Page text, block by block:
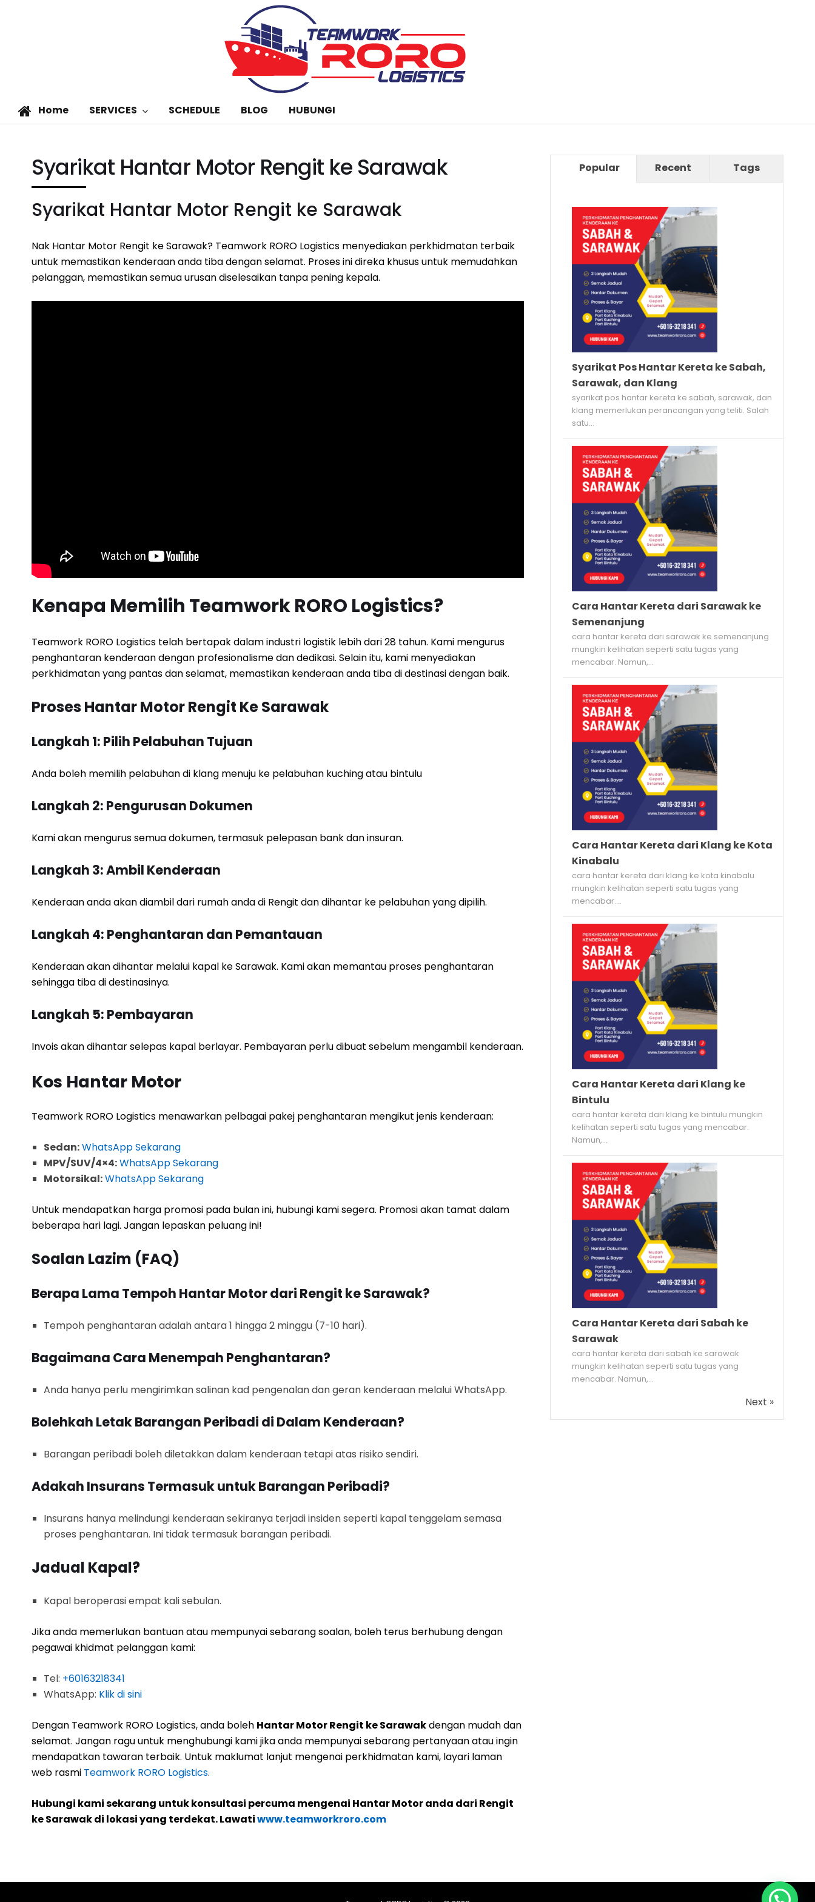
Home SERVICES SCHEDULE BLOG HUBUNGI
Syarikat Hantar Motor Rengit ke Sarawak
Syarikat Hantar Motor Rengit ke Sarawak
Nak Hantar Motor Rengit ke Sarawak? Teamwork RORO Logistics menyediakan perkhidmatan terbaik
untuk memastikan kenderaan anda tiba dengan selamat. Proses ini direka khusus untuk memudahkan
pelanggan, memastikan semua urusan diselesaikan tanpa pening kepala.
Kenapa Memilih Teamwork RORO Logistics?
Teamwork RORO Logistics telah bertapak dalam industri logistik lebih dari 28 tahun. Kami mengurus
penghantaran kenderaan dengan profesionalisme dan dedikasi. Selain itu, kami menyediakan
perkhidmatan yang pantas dan selamat, memastikan kenderaan anda tiba di destinasi dengan baik.
Proses Hantar Motor Rengit Ke Sarawak
Langkah 1: Pilih Pelabuhan Tujuan
Anda boleh memilih pelabuhan di klang menuju ke pelabuhan kuching atau bintulu
Langkah 2: Pengurusan Dokumen
Kami akan mengurus semua dokumen, termasuk pelepasan bank dan insuran.
Langkah 3: Ambil Kenderaan
Kenderaan anda akan diambil dari rumah anda di Rengit dan dihantar ke pelabuhan yang dipilih.
Langkah 4: Penghantaran dan Pemantauan
Kenderaan akan dihantar melalui kapal ke Sarawak. Kami akan memantau proses penghantaran
sehingga tiba di destinasinya.
Langkah 5: Pembayaran
Invois akan dihantar selepas kapal berlayar. Pembayaran perlu dibuat sebelum mengambil kenderaan.
Kos Hantar Motor
Teamwork RORO Logistics menawarkan pelbagai pakej penghantaran mengikut jenis kenderaan:
Sedan:WhatsApp Sekarang
MPV/SUV/4×4:WhatsApp Sekarang
Motorsikal:WhatsApp Sekarang
Untuk mendapatkan harga promosi pada bulan ini, hubungi kami segera. Promosi akan tamat dalam
beberapa hari lagi. Jangan lepaskan peluang ini!
Soalan Lazim (FAQ)
Berapa Lama Tempoh Hantar Motor dari Rengit ke Sarawak?
Tempoh penghantaran adalah antara 1 hingga 2 minggu (7-10 hari).
Bagaimana Cara Menempah Penghantaran?
Anda hanya perlu mengirimkan salinan kad pengenalan dan geran kenderaan melalui WhatsApp.
Bolehkah Letak Barangan Peribadi di Dalam Kenderaan?
Barangan peribadi boleh diletakkan dalam kenderaan tetapi atas risiko sendiri.
Adakah Insurans Termasuk untuk Barangan Peribadi?
Insurans hanya melindungi kenderaan sekiranya terjadi insiden seperti kapal tenggelam semasa
proses penghantaran. Ini tidak termasuk barangan peribadi.
Jadual Kapal?
Kapal beroperasi empat kali sebulan.
Jika anda memerlukan bantuan atau mempunyai sebarang soalan, boleh terus berhubung dengan
pegawai khidmat pelanggan kami:
Tel: +60163218341
WhatsApp: Klik di sini
Dengan Teamwork RORO Logistics, anda boleh Hantar Motor Rengit ke Sarawakdengan mudah dan
selamat. Jangan ragu untuk menghubungi kami jika anda mempunyai sebarang pertanyaan atau ingin
mendapatkan tawaran terbaik. Untuk maklumat lanjut mengenai perkhidmatan kami, layari laman
web rasmi Teamwork RORO Logistics.
Hubungi kami sekarang untuk konsultasi percuma mengenai Hantar Motor anda dari Rengit
ke Sarawak di lokasi yang terdekat. Lawatiwww.teamworkroro.com
Popular Recent Tags
Syarikat Pos Hantar Kereta ke Sabah,
Sarawak, dan Klang
syarikat pos hantar kereta ke sabah, sarawak, dan
klang memerlukan perancangan yang teliti. Salah
satu...
Cara Hantar Kereta dari Sarawak ke
Semenanjung
cara hantar kereta dari sarawak ke semenanjung
mungkin kelihatan seperti satu tugas yang
mencabar. Namun,...
Cara Hantar Kereta dari Klang ke Kota
Kinabalu
cara hantar kereta dari klang ke kota kinabalu
mungkin kelihatan seperti satu tugas yang
mencabar....
Cara Hantar Kereta dari Klang ke
Bintulu
cara hantar kereta dari klang ke bintulu mungkin
kelihatan seperti satu tugas yang mencabar.
Namun,...
Cara Hantar Kereta dari Sabah ke
Sarawak
cara hantar kereta dari sabah ke sarawak
mungkin kelihatan seperti satu tugas yang
mencabar. Namun,...
Next »